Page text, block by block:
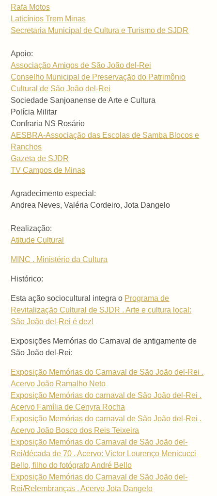
Rafa Motos
Laticínios Trem Minas
Secretaria Municipal de Cultura e Turismo de SJDR
Apoio:
Associação Amigos de São João del-Rei
Conselho Municipal de Preservação do Patrimônio
Cultural de São João del-Rei
Sociedade Sanjoanense de Arte e Cultura
Polícia Militar
Confraria NS Rosário
AESBRA-Associação das Escolas de Samba Blocos e
Ranchos
Gazeta de SJDR
TV Campos de Minas
Agradecimento especial:
Andrea Neves, Valéria Cordeiro, Jota Dangelo
Realização:
Atitude Cultural
MINC . Ministério da Cultura
Histórico:
Esta ação sociocultural integra o Programa de
Revitalização Cultural de SJDR . Arte e cultura local:
São João del-Rei é dez!
Exposições Memórias do Carnaval de antigamente de
São João del-Rei:
Exposição Memórias do Carnaval de São João del-Rei .
Acervo João Ramalho Neto
Exposição Memórias do carnaval de São João del-Rei .
Acervo Família de Cenyra Rocha
Exposição Memórias do carnaval de São João del-Rei .
Acervo João Bosco dos Reis Teixeira
Exposição Memórias do Carnaval de São João del-
Rei/década de 70 . Acervo: Victor Lourenço Menicucci
Bello, filho do fotógrafo André Bello
Exposição Memórias do Carnaval de São João del-
Rei/Relembranças . Acervo Jota Dangelo